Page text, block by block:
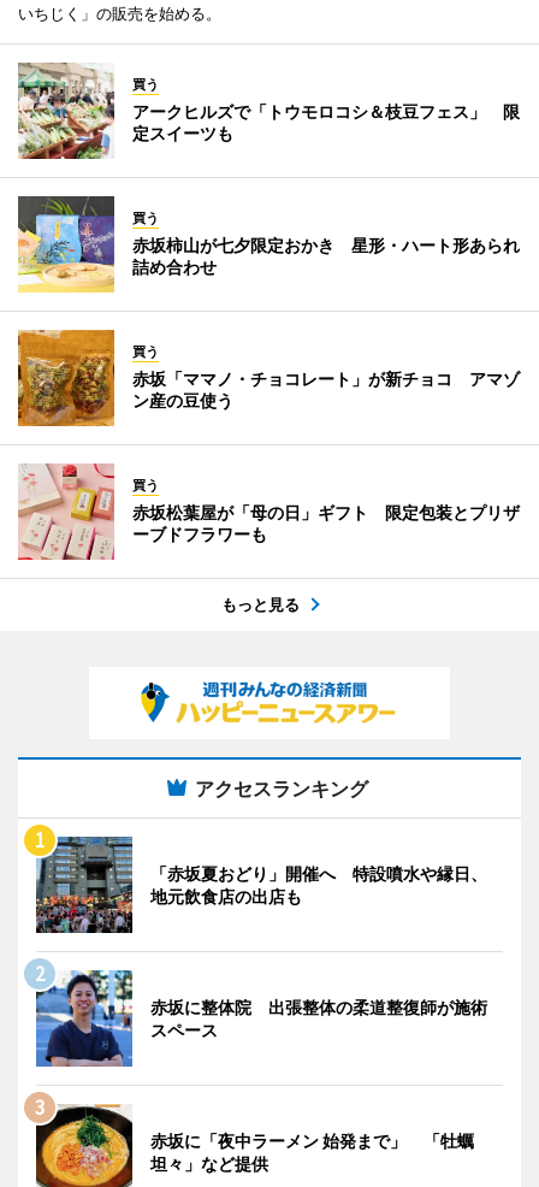
いちじく」の販売を始める。
買う
アークヒルズで「トウモロコシ＆枝豆フェス」 限
定スイーツも
買う
赤坂柿山が七夕限定おかき 星形・ハート形あられ
詰め合わせ
買う
赤坂「ママノ・チョコレート」が新チョコ アマゾ
ン産の豆使う
買う
赤坂松葉屋が「母の日」ギフト 限定包装とプリザ
ーブドフラワーも
もっと見る
アクセスランキング
「赤坂夏おどり」開催へ 特設噴水や縁日、
地元飲食店の出店も
赤坂に整体院 出張整体の柔道整復師が施術
スペース
赤坂に「夜中ラーメン 始発まで」 「牡蠣
坦々」など提供